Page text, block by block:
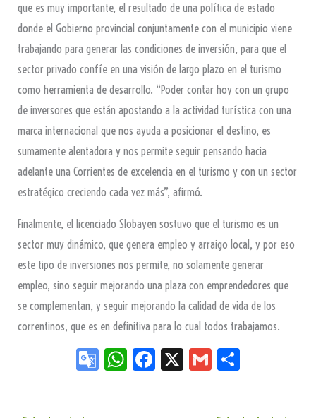
que es muy importante, el resultado de una política de estado
donde el Gobierno provincial conjuntamente con el municipio viene
trabajando para generar las condiciones de inversión, para que el
sector privado confíe en una visión de largo plazo en el turismo
como herramienta de desarrollo. “Poder contar hoy con un grupo
de inversores que están apostando a la actividad turística con una
marca internacional que nos ayuda a posicionar el destino, es
sumamente alentadora y nos permite seguir pensando hacia
adelante una Corrientes de excelencia en el turismo y con un sector
estratégico creciendo cada vez más”, afirmó.
Finalmente, el licenciado Slobayen sostuvo que el turismo es un
sector muy dinámico, que genera empleo y arraigo local, y por eso
este tipo de inversiones nos permite, no solamente generar
empleo, sino seguir mejorando una plaza con emprendedores que
se complementan, y seguir mejorando la calidad de vida de los
correntinos, que es en definitiva para lo cual todos trabajamos.
Go W
Fa
X
G